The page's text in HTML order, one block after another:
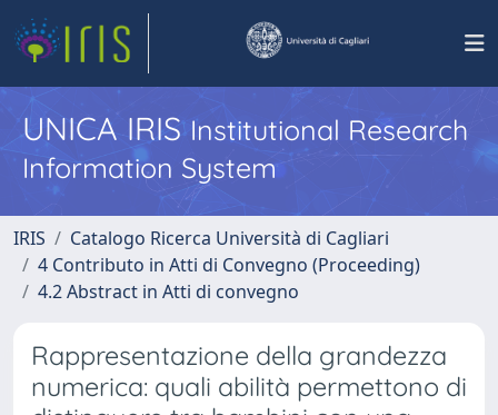
UNICA IRISInstitutional Research
Information System
IRIS
Catalogo Ricerca Università di Cagliari
4 Contributo in Atti di Convegno (Proceeding)
4.2 Abstract in Atti di convegno
Rappresentazione della grandezza
numerica: quali abilità permettono di